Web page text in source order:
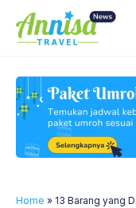
content
Home » 13 Barang yang